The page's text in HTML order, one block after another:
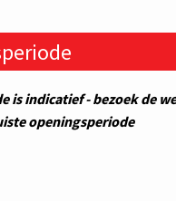
is indicatief - bezoek de
openingsperiode